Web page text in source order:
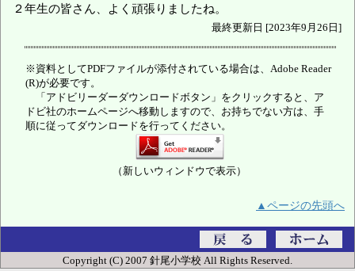
２年生の皆さん、よく頑張りましたね。
最終更新日 [2023年9月26日]
※資料としてPDFファイルが添付されている場合は、Adobe Reader
(R)が必要です。
「アドビリーダーダウンロードボタン」をクリックすると、ア
ドビ社のホームページへ移動しますので、お持ちでない方は、手
順に従ってダウンロードを行ってください。
（新しいウィンドウで表示）
▲ページの先頭へ
Copyright (C) 2007 針尾小学校 All Rights Reserved.